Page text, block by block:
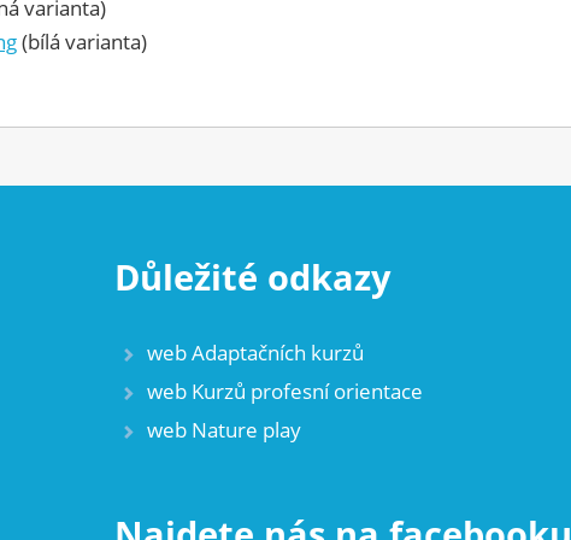
varianta)
(bílá varianta)
Důležité odkazy
web Adaptačních kurzů
web Kurzů profesní orientace
web Nature play